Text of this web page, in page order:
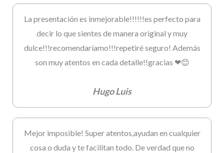
La presentación es inmejorable!!!!!!es perfecto para
decir lo que sientes de manera original y muy
dulce!!!recomendaríamo!!!repetiré seguro! Además
son muy atentos en cada detalle!!gracias ❤😊
Hugo Luis
Mejor imposible! Super atentos,ayudan en cualquier
cosa o duda y te facilitan todo. De verdad que no